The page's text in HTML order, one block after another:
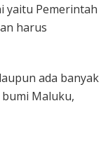
yaitu Pemerintah
harus
ada banyak
Maluku,